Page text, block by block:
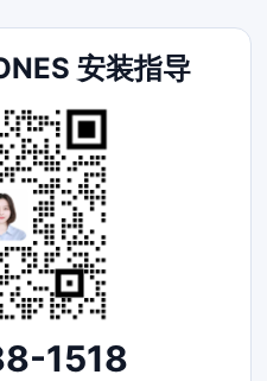
安装指导
1518